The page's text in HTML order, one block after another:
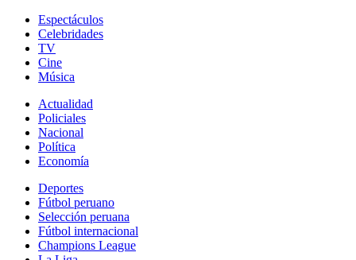
Espectáculos
Celebridades
TV
Cine
Música
Actualidad
Policiales
Nacional
Política
Economía
Deportes
Fútbol peruano
Selección peruana
Fútbol internacional
Champions League